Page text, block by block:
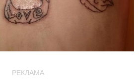
РЕКЛАМА